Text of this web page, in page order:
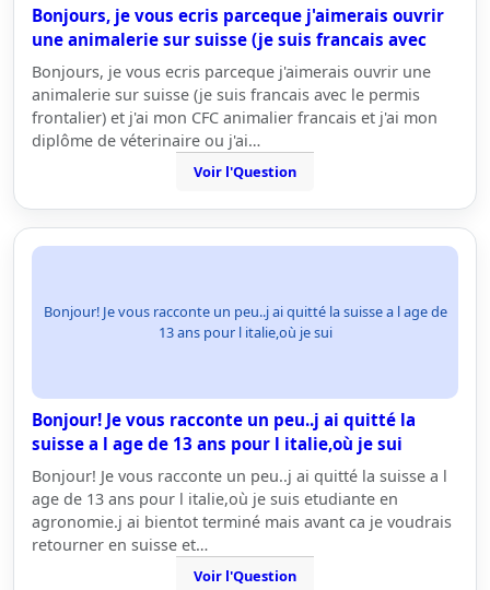
Bonjours, je vous ecris parceque j'aimerais ouvrir
une animalerie sur suisse (je suis francais avec
Bonjours, je vous ecris parceque j'aimerais ouvrir une
animalerie sur suisse (je suis francais avec le permis
frontalier) et j'ai mon CFC animalier francais et j'ai mon
diplôme de véterinaire ou j'ai…
Voir l'Question
Bonjour! Je vous racconte un peu..j ai quitté la suisse a l age de
13 ans pour l italie,où je sui
Bonjour! Je vous racconte un peu..j ai quitté la
suisse a l age de 13 ans pour l italie,où je sui
Bonjour! Je vous racconte un peu..j ai quitté la suisse a l
age de 13 ans pour l italie,où je suis etudiante en
agronomie.j ai bientot terminé mais avant ca je voudrais
retourner en suisse et…
Voir l'Question